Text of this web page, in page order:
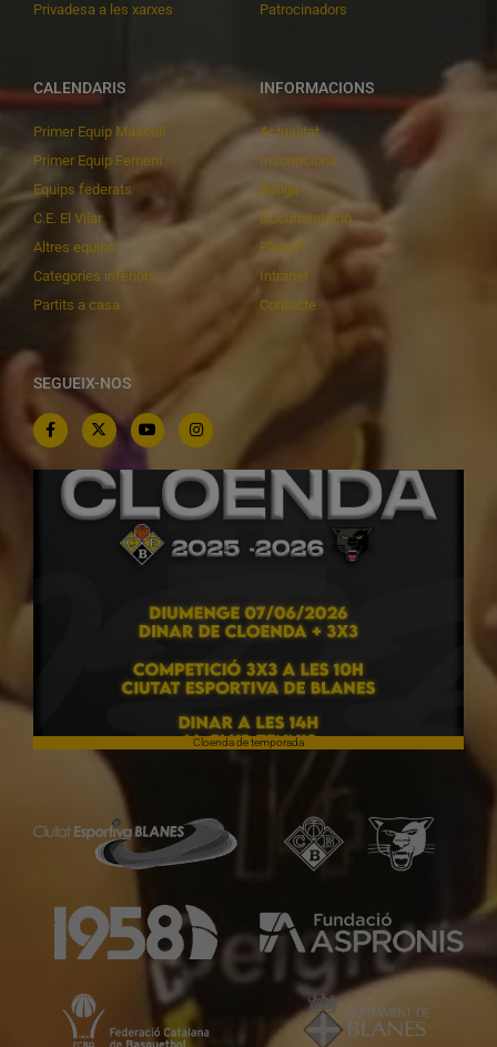
Privadesa a les xarxes
Patrocinadors
CALENDARIS
Primer Equip Masculí
Primer Equip Femení
Equips federats
C.E. El Vilar
Altres equips
Categories inferiors
Partits a casa
INFORMACIONS
Actualitat
Inscripcions
Botiga
Documentació
Playoff
Intranet
Contacte
SEGUEIX-NOS
Cloenda de temporada